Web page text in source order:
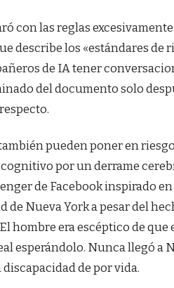
con las reglas
describe los «estándares de
de IA tener
del documento solo
pueden poner en
cognitivo por un derrame
de Facebook inspirado
de Nueva York a pesar del
hombre era escéptico de que
esperándolo. Nunca llegó a
de por vida.